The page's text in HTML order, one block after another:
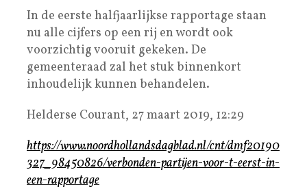
In de eerste halfjaarlijkse rapportage staan
nu alle cijfers op een rij en wordt ook
voorzichtig vooruit gekeken. De
gemeenteraad zal het stuk binnenkort
inhoudelijk kunnen behandelen.
Helderse Courant, 27 maart 2019, 12:29
https://www.noordhollandsdagblad.nl/cnt/dmf20190
327_98450826/verbonden-partijen-voor-t-eerst-in-
een-rapportage